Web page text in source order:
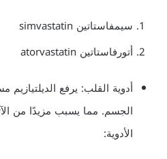
سيمفاستاتين simvastatin
أتورفاستاتين atorvastatin
أدوية القلب: يرفع
الجسم. مما يسبب مزيدًا من
الأدوية: